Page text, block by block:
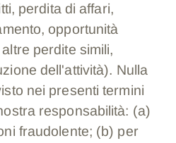
perdita di affari,
opportunità
perdite simili,
dell'attività). Nulla
nei presenti termini
responsabilità: (a)
fraudolente; (b) per